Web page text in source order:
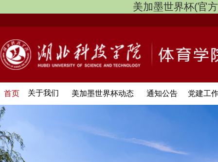
美加墨世界杯(官
首页 关于我们 美加墨世界杯动态 通知公告 党建工